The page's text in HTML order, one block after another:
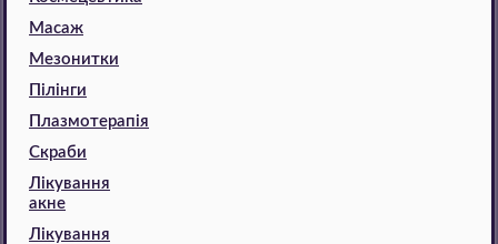
Масаж
Мезонитки
Пілінги
Плазмотерапія
Скраби
Лікування
акне
Лікування